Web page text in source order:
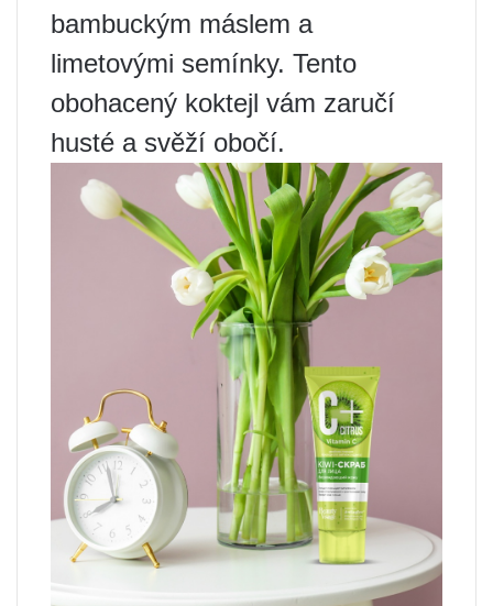
bambuckým máslem a
limetovými semínky. Tento
obohacený koktejl vám zaručí
husté a svěží obočí.